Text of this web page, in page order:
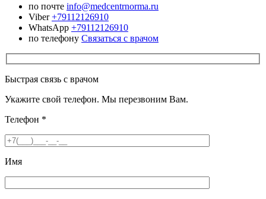
по почте info@medcentrnorma.ru
Viber +79112126910
WhatsApp +79112126910
по телефону Связаться с врачом
Быстрая связь с врачом
Укажите свой телефон. Мы перезвоним Вам.
Телефон *
Имя